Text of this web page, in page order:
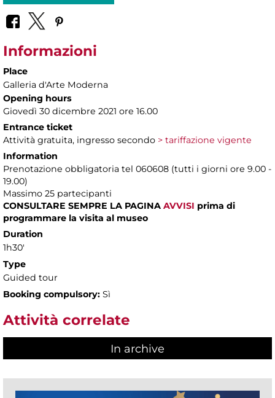
Informazioni
Place
Galleria d'Arte Moderna
Opening hours
Giovedì 30 dicembre 2021 ore 16.00
Entrance ticket
Attività gratuita, ingresso secondo > tariffazione vigente
Information
Prenotazione obbligatoria tel 060608 (tutti i giorni ore 9.00 -
19.00)
Massimo 25 partecipanti
CONSULTARE SEMPRE LA PAGINA AVVISI prima di
programmare la visita al museo
Duration
1h30'
Type
Guided tour
Booking compulsory: Sì
Attività correlate
In archive